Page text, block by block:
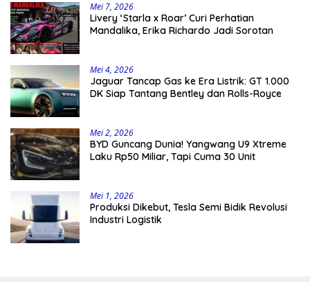
Mei 7, 2026
Livery ‘Starla x Roar’ Curi Perhatian
Mandalika, Erika Richardo Jadi Sorotan
Mei 4, 2026
Jaguar Tancap Gas ke Era Listrik: GT 1.000
DK Siap Tantang Bentley dan Rolls-Royce
Mei 2, 2026
BYD Guncang Dunia! Yangwang U9 Xtreme
Laku Rp50 Miliar, Tapi Cuma 30 Unit
Mei 1, 2026
Produksi Dikebut, Tesla Semi Bidik Revolusi
Industri Logistik